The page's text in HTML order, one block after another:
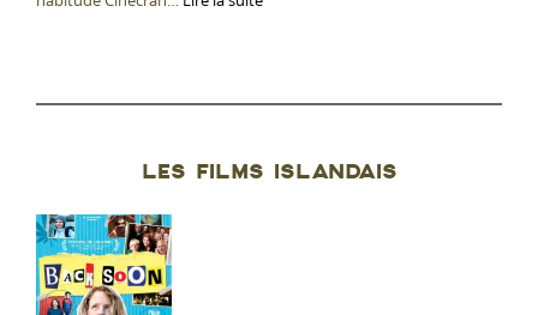
Concert
LES FILMS ISLANDAIS